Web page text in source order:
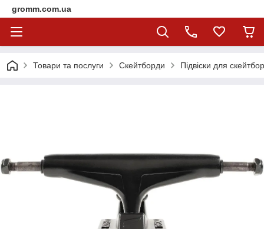
gromm.com.ua
Товари та послуги Скейтборди Підвіски для